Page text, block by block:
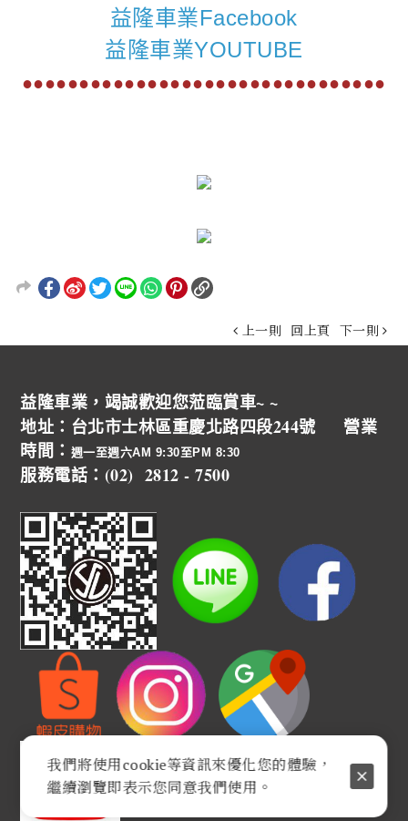
益隆車業Facebook
益隆車業YOUTUBE
●●●●●●●●●●●●●●●●●●●●●●●●●●●●●●●●
上一則 回上頁 下一則
益隆車業，竭誠歡迎您蒞臨賞車~ ~
地址：台北市士林區重慶北路四段244號 營業
時間： 週一至週六AM 9:30至PM 8:30
服務電話：(02) 2812 - 7500
我們將使用cookie等資訊來優化您的體驗，
繼續瀏覽即表示您同意我們使用。